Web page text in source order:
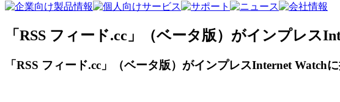
「RSS フィード.cc」（ベータ版）がインプレス
「RSS フィード.cc」（ベータ版）がインプレスInternet Watch